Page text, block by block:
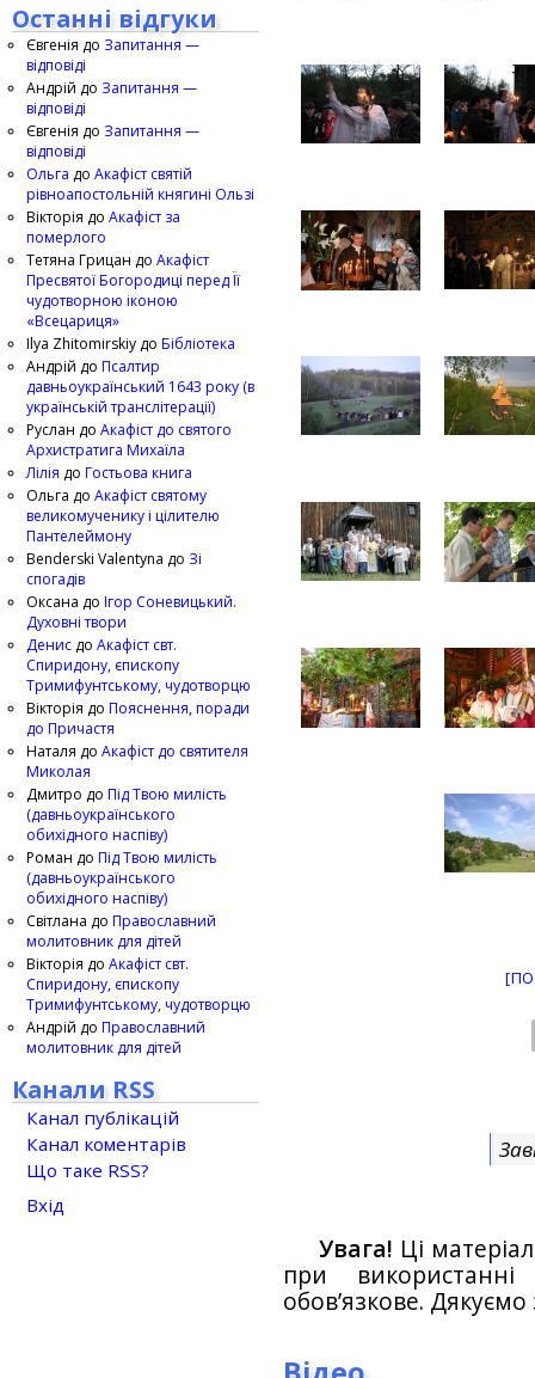
Увага! Ці
при
обов’язкове.
Останні відгуки
Євгенія до Запитання —
відповіді
Андрій до Запитання —
відповіді
Євгенія до Запитання —
відповіді
Ольга до Акафіст святій
рівноапостольній княгині Ользі
Вікторія до Акафіст за
померлого
Тетяна Грицан до Акафіст
Пресвятої Богородиці перед Її
чудотворною іконою
«Всецариця»
Ilya Zhitomirskiy до Бібліотека
Андрій до Псалтир
давньоукраїнський 1643 року (в
українській транслітерації)
Руслан до Акафіст до святого
Архистратига Михаїла
Лілія до Гостьова книга
Ольга до Акафіст святому
великомученику і цілителю
Пантелеймону
Benderski Valentyna до Зі
спогадів
Оксана до Ігор Соневицький.
Духовні твори
Денис до Акафіст свт.
Спиридону, єпископу
Тримифунтському, чудотворцю
Вікторія до Пояснення, поради
до Причастя
Наталя до Акафіст до святителя
Миколая
Дмитро до Під Твою милість
(давньоукраїнського
обихідного наспіву)
Роман до Під Твою милість
(давньоукраїнського
обихідного наспіву)
Світлана до Православний
молитовник для дітей
Вікторія до Акафіст свт.
Спиридону, єпископу
Тримифунтському, чудотворцю
Андрій до Православний
молитовник для дітей
Канали RSS
Канал публікацій
Канал коментарів
Що таке RSS?
Вхід